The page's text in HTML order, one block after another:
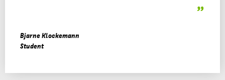
Bjarne Klockemann
Student